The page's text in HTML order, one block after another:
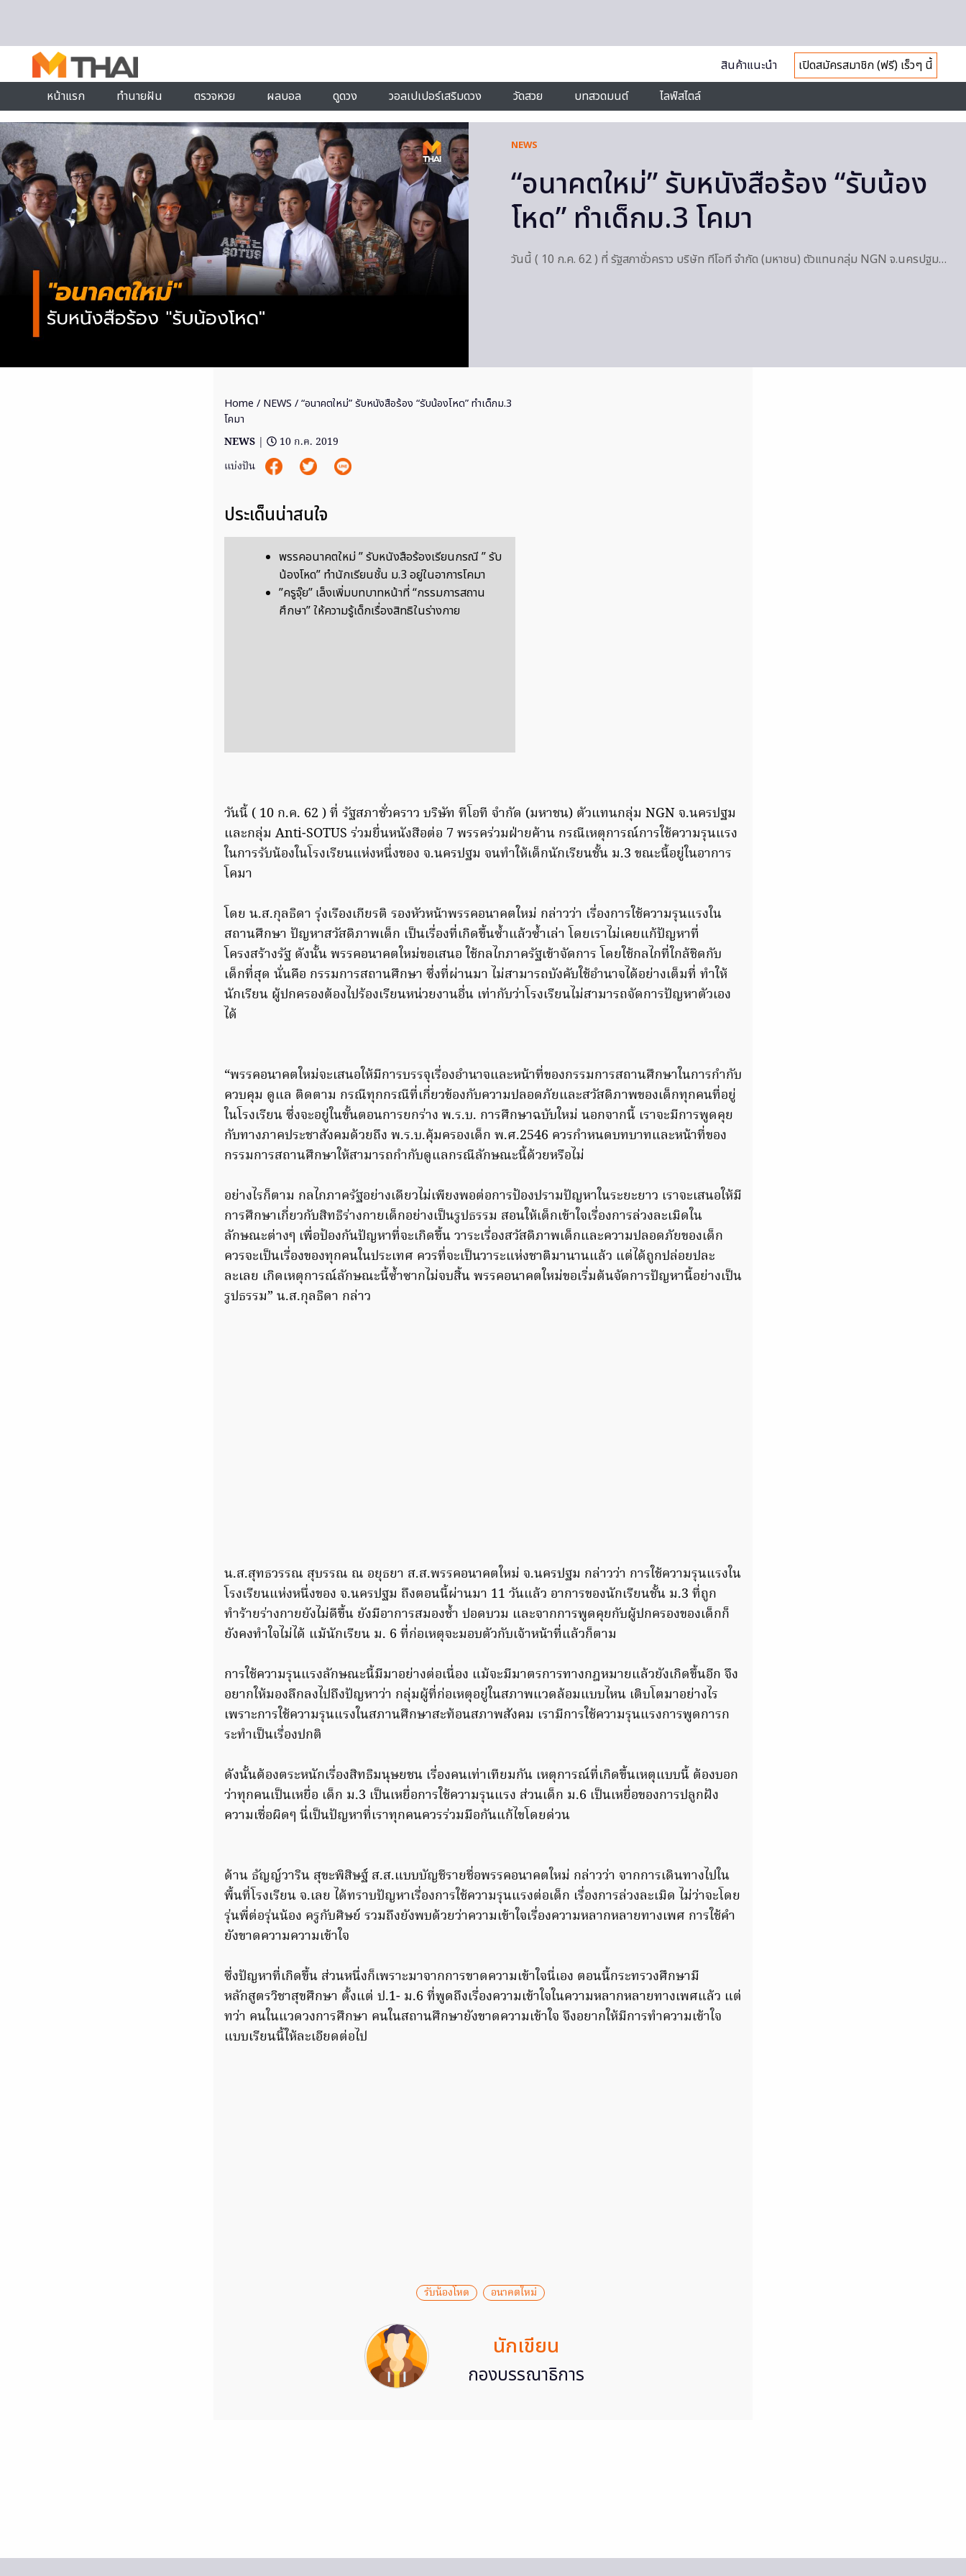
สินค้าแนะนำ
เปิดสมัครสมาชิก (ฟรี) เร็วๆ นี้
หน้าแรก
ทำนายฝัน ตรวจหวย ผลบอล ดูดวง วอลเปเปอร์เสริมดวง วัดสวย บทสวดมนต์ ไลฟ์สไตล์
NEWS
“อนาคตใหม่” รับหนังสือร้อง “รับน้อง
โหด” ทำเด็กม.3 โคมา
วันนี้ ( 10 ก.ค. 62 ) ที่ รัฐสภาชั่วคราว บริษัท ทีโอที จำกัด (มหาชน) ตัวแทนกลุ่ม NGN จ.นครปฐม…
Home / NEWS / “อนาคตใหม่” รับหนังสือร้อง “รับน้องโหด” ทำเด็กม.3
โคมา
NEWS |
10 ก.ค. 2019
แบ่งปัน
ประเด็นน่าสนใจ
พรรคอนาคตใหม่ ” รับหนังสือร้องเรียนกรณี ” รับ
น้องโหด” ทำนักเรียนชั้น ม.3 อยู่ในอาการโคมา
”ครูจุ๊ย” เล็งเพิ่มบทบาทหน้าที่ “กรรมการสถาน
ศึกษา” ให้ความรู้เด็กเรื่องสิทธิในร่างกาย
วันนี้ ( 10 ก.ค. 62 ) ที่ รัฐสภาชั่วคราว บริษัท ทีโอที จำกัด (มหาชน) ตัวแทนกลุ่ม NGN จ.นครปฐม
และกลุ่ม Anti-SOTUS ร่วมยื่นหนังสือต่อ 7 พรรคร่วมฝ่ายค้าน กรณีเหตุการณ์การใช้ความรุนแรง
ในการรับน้องในโรงเรียนแห่งหนึ่งของ จ.นครปฐม จนทำให้เด็กนักเรียนชั้น ม.3 ขณะนี้อยู่ในอาการ
โคมา
โดย น.ส.กุลธิดา รุ่งเรืองเกียรติ รองหัวหน้าพรรคอนาคตใหม่ กล่าวว่า เรื่องการใช้ความรุนแรงใน
สถานศึกษา ปัญหาสวัสดิภาพเด็ก เป็นเรื่องที่เกิดขึ้นซ้ำแล้วซ้ำเล่า โดยเราไม่เคยแก้ปัญหาที่
โครงสร้างรัฐ ดังนั้น พรรคอนาคตใหม่ขอเสนอ ใช้กลไกภาครัฐเข้าจัดการ โดยใช้กลไกที่ใกล้ชิดกับ
เด็กที่สุด นั่นคือ กรรมการสถานศึกษา ซึ่งที่ผ่านมา ไม่สามารถบังคับใช้อำนาจได้อย่างเต็มที่ ทำให้
นักเรียน ผู้ปกครองต้องไปร้องเรียนหน่วยงานอื่น เท่ากับว่าโรงเรียนไม่สามารถจัดการปัญหาตัวเอง
ได้
“พรรคอนาคตใหม่จะเสนอให้มีการบรรจุเรื่องอำนาจและหน้าที่ของกรรมการสถานศึกษาในการกำกับ
ควบคุม ดูแล ติดตาม กรณีทุกกรณีที่เกี่ยวข้องกับความปลอดภัยและสวัสดิภาพของเด็กทุกคนที่อยู่
ในโรงเรียน ซึ่งจะอยู่ในขั้นตอนการยกร่าง พ.ร.บ. การศึกษาฉบับใหม่ นอกจากนี้ เราจะมีการพูดคุย
กับทางภาคประชาสังคมด้วยถึง พ.ร.บ.คุ้มครองเด็ก พ.ศ.2546 ควรกำหนดบทบาทและหน้าที่ของ
กรรมการสถานศึกษาให้สามารถกำกับดูแลกรณีลักษณะนี้ด้วยหรือไม่
อย่างไรก็ตาม กลไกภาครัฐอย่างเดียวไม่เพียงพอต่อการป้องปรามปัญหาในระยะยาว เราจะเสนอให้มี
การศึกษาเกี่ยวกับสิทธิร่างกายเด็กอย่างเป็นรูปธรรม สอนให้เด็กเข้าใจเรื่องการล่วงละเมิดใน
ลักษณะต่างๆ เพื่อป้องกันปัญหาที่จะเกิดขึ้น วาระเรื่องสวัสดิภาพเด็กและความปลอดภัยของเด็ก
ควรจะเป็นเรื่องของทุกคนในประเทศ ควรที่จะเป็นวาระแห่งชาติมานานแล้ว แต่ได้ถูกปล่อยปละ
ละเลย เกิดเหตุการณ์ลักษณะนี้ซ้ำซากไม่จบสิ้น พรรคอนาคตใหม่ขอเริ่มต้นจัดการปัญหานี้อย่างเป็น
รูปธรรม” น.ส.กุลธิดา กล่าว
น.ส.สุทธวรรณ สุบรรณ ณ อยุธยา ส.ส.พรรคอนาคตใหม่ จ.นครปฐม กล่าวว่า การใช้ความรุนแรงใน
โรงเรียนแห่งหนึ่งของ จ.นครปฐม ถึงตอนนี้ผ่านมา 11 วันแล้ว อาการของนักเรียนชั้น ม.3 ที่ถูก
ทำร้ายร่างกายยังไม่ดีขึ้น ยังมีอาการสมองช้ำ ปอดบวม และจากการพูดคุยกับผู้ปกครองของเด็กก็
ยังคงทำใจไม่ได้ แม้นักเรียน ม. 6 ที่ก่อเหตุจะมอบตัวกับเจ้าหน้าที่แล้วก็ตาม
การใช้ความรุนแรงลักษณะนี้มีมาอย่างต่อเนื่อง แม้จะมีมาตรการทางกฎหมายแล้วยังเกิดขึ้นอีก จึง
อยากให้มองลึกลงไปถึงปัญหาว่า กลุ่มผู้ที่ก่อเหตุอยู่ในสภาพแวดล้อมแบบไหน เติบโตมาอย่างไร
เพราะการใช้ความรุนแรงในสภานศึกษาสะท้อนสภาพสังคม เรามีการใช้ความรุนแรงการพูดการก
ระทำเป็นเรื่องปกติ
ดังนั้นต้องตระหนักเรื่องสิทธิมนุษยชน เรื่องคนเท่าเทียมกัน เหตุการณ์ที่เกิดขึ้นเหตุแบบนี้ ต้องบอก
ว่าทุกคนเป็นเหยื่อ เด็ก ม.3 เป็นเหยื่อการใช้ความรุนแรง ส่วนเด็ก ม.6 เป็นเหยื่อของการปลูกฝัง
ความเชื่อผิดๆ นี่เป็นปัญหาที่เราทุกคนควรร่วมมือกันแก้ไขโดยด่วน
ด้าน ธัญญ์วาริน สุขะพิสิษฐ์ ส.ส.แบบบัญชีรายชื่อพรรคอนาคตใหม่ กล่าวว่า จากการเดินทางไปใน
พื้นที่โรงเรียน จ.เลย ได้ทราบปัญหาเรื่องการใช้ความรุนแรงต่อเด็ก เรื่องการล่วงละเมิด ไม่ว่าจะโดย
รุ่นพี่ต่อรุ่นน้อง ครูกับศิษย์ รวมถึงยังพบด้วยว่าความเข้าใจเรื่องความหลากหลายทางเพศ การใช้คำ
ยังขาดความความเข้าใจ
ซึ่งปัญหาที่เกิดขึ้น ส่วนหนึ่งก็เพราะมาจากการขาดความเข้าใจนี่เอง ตอนนี้กระทรวงศึกษามี
หลักสูตรวิชาสุขศึกษา ตั้งแต่ ป.1- ม.6 ที่พูดถึงเรื่องความเข้าใจในความหลากหลายทางเพศแล้ว แต่
ทว่า คนในแวดวงการศึกษา คนในสถานศึกษายังขาดความเข้าใจ จึงอยากให้มีการทำความเข้าใจ
แบบเรียนนี้ให้ละเอียดต่อไป
รับน้องโหด อนาคตใหม่
นักเขียน
กองบรรณาธิการ